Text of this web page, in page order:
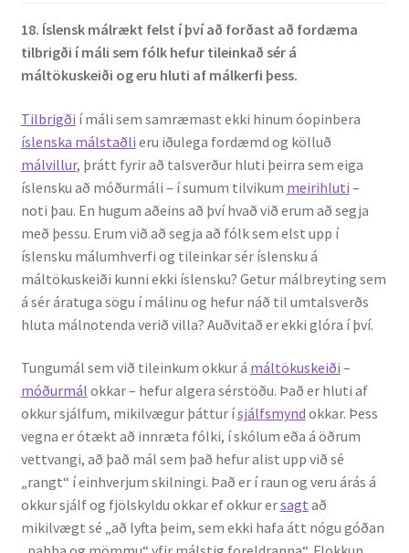
18. Íslensk málrækt felst í því að forðast að fordæma
tilbrigði í máli sem fólk hefur tileinkað sér á
máltökuskeiði og eru hluti af málkerfi þess.
Tilbrigði í máli sem samræmast ekki hinum óopinbera
íslenska málstaðli eru iðulega fordæmd og kölluð
málvillur, þrátt fyrir að talsverður hluti þeirra sem eiga
íslensku að móðurmáli – í sumum tilvikum meirihluti –
noti þau. En hugum aðeins að því hvað við erum að segja
með þessu. Erum við að segja að fólk sem elst upp í
íslensku málumhverfi og tileinkar sér íslensku á
máltökuskeiði kunni ekki íslensku? Getur málbreyting sem
á sér áratuga sögu í málinu og hefur náð til umtalsverðs
hluta málnotenda verið villa? Auðvitað er ekki glóra í því.
Tungumál sem við tileinkum okkur á máltökuskeiði –
móðurmál okkar – hefur algera sérstöðu. Það er hluti af
okkur sjálfum, mikilvægur þáttur ísjálfsmynd okkar. Þess
vegna er ótækt að innræta fólki, í skólum eða á öðrum
vettvangi, að það mál sem það hefur alist upp við sé
„rangt“ í einhverjum skilningi. Það er í raun og veru árás á
okkur sjálf og fjölskyldu okkar ef okkur ersagt að
mikilvægt sé „að lyfta þeim, sem ekki hafa átt nógu góðan